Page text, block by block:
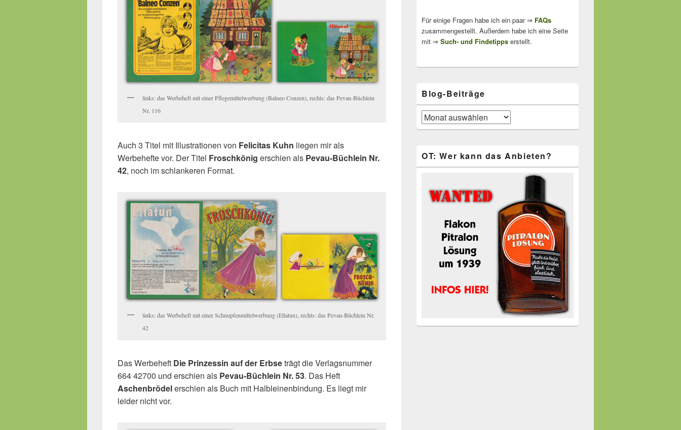
links: das Werbeheft mit einer Pflegemittelwerbung (Balneo Conzen), rechts: das Pevau-Büchlein
Nr. 116
Auch 3 Titel mit Illustrationen von Felicitas Kuhn liegen mir als
Werbehefte vor. Der Titel Froschkönig erschien als Pevau-Büchlein Nr.
42, noch im schlankeren Format.
links: das Werbeheft mit einer Schnupfenmittelwerbung (Ellatun), rechts: das Pevau-Büchlein Nr.
42
Das Werbeheft Die Prinzessin auf der Erbseträgt die Verlagsnummer
664 42700 und erschien als Pevau-Büchlein Nr. 53. Das Heft
Aschenbrödelerschien als Buch mit Halbleinenbindung. Es liegt mir
leider nicht vor.
Für einige Fragen habe ich ein paar ⇒ FAQs
zusammengestellt. Außerdem habe ich eine Seite
mit ⇒ Such- und Findetipps erstellt.
Blog-Beiträge
Blog-
Beiträge
OT: Wer kann das Anbieten?